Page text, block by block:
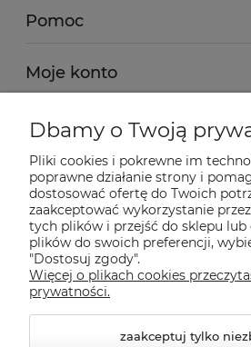
Pomoc
Moje konto
Płatności i dostawa
Informacje
O nas
Nasze sklepy Allegro
Dbamy o Twoją
Pliki cookies i pokrewne im
poprawne działanie strony i
dostosować ofertę do Twoich
zaakceptować wykorzystanie
tych plików i przejść do sklepu lub
plików do swoich preferencji,
"Dostosuj zgody".
Więcej o plikach cookies
prywatności.
zaakceptuj tylko